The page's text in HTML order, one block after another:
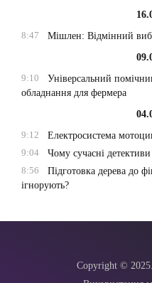
8:47
Мішлен: Відмінний
9:10
Універсальний
обладнання для фермера
9:12
Електросистема
9:04
Чому сучасні
8:56
Підготовка дерева до
ігнорують?
Copyright ©